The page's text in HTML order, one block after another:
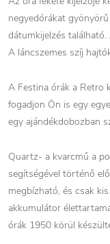
negyedórákat
dátumkijelzés
A láncszemes szíj
A Festina órák a Retro
fogadjon Ön is egy
egy ajándékdobozban
Quartz- a kvarcmű a
segítségével történő
megbízható, és csak
akkumulátor
órák 1950 körül